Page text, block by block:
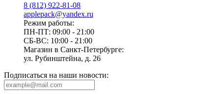
8 (812) 922-81-08
applepack@yandex.ru
Режим работы:
ПН-ПТ: 09:00 - 21:00
СБ-ВС: 10:00 - 21:00
Магазин в Санкт-Петербурге:
ул. Рубинштейна, д. 26
Подписаться на наши новости: